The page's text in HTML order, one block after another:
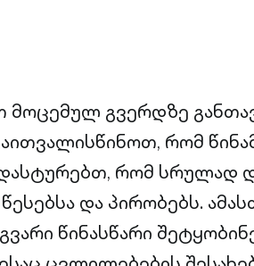
გვერდზე
რომ
რომ სრულად
და პირობებს.
წინასწარი